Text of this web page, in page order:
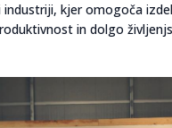
industriji, kjer omogoča
in dolgo